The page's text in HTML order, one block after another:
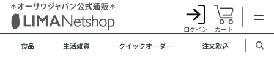
ログイン カート
食品 生活雑貨 クイックオーダー 注文取込